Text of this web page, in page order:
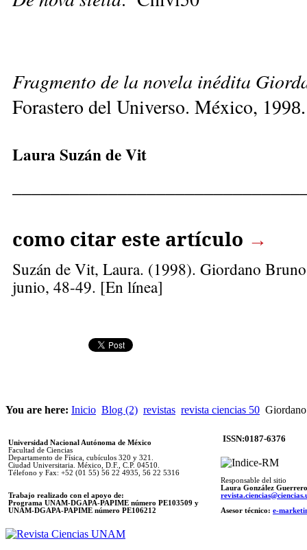
Fragmento de la novela inédita
Forastero del Universo. México, 1998.
Laura Suzán de Vit
como citar este artículo →
Suzán de Vit, Laura. (1998). Giordano
junio, 48-49. [En línea]
You are here: Inicio Blog (2) revistas revista ciencias 50
Universidad Nacional Autónoma de México
Facultad de Ciencias
Departamento de Física, cubículos 320 y 321.
Ciudad Universitaria. México, D.F., C.P. 04510.
Télefono y Fax: +52 (01 55) 56 22 4935, 56 22 5316
Trabajo realizado con el apoyo de:
Programa UNAM-DGAPA-PAPIME número PE103509 y
UNAM-DGAPA-PAPIME número PE106212
ISSN:0187-6376
Responsable del sitio
Laura González Guerrero
Asesor técnico: e-